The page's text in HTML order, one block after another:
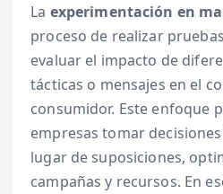
La experimentación en
proceso de realizar
evaluar el impacto de
tácticas o mensajes en el
consumidor. Este enfoque
empresas tomar
lugar de suposiciones,
campañas y recursos. En